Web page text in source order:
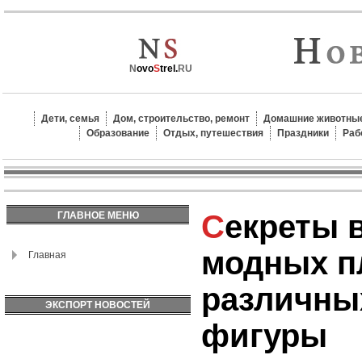
NovoStrel.RU
Дети, семья Дом, строительство, ремонт
Домашние
Образование
Отдых, путешествия Праздники
ГЛАВНОЕ МЕНЮ
Главная
ЭКСПОРТ НОВОСТЕЙ
Секреты выбора
модных
фигуры